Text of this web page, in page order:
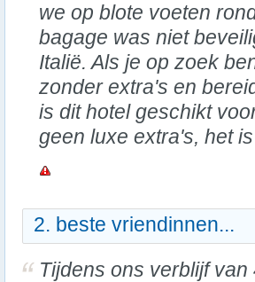
we op blote voeten
bagage was niet
Italië. Als je op zoek
zonder extra's en
is dit hotel geschikt
geen luxe extra's, het
2. beste vriendinnen...
Tijdens ons verblijf